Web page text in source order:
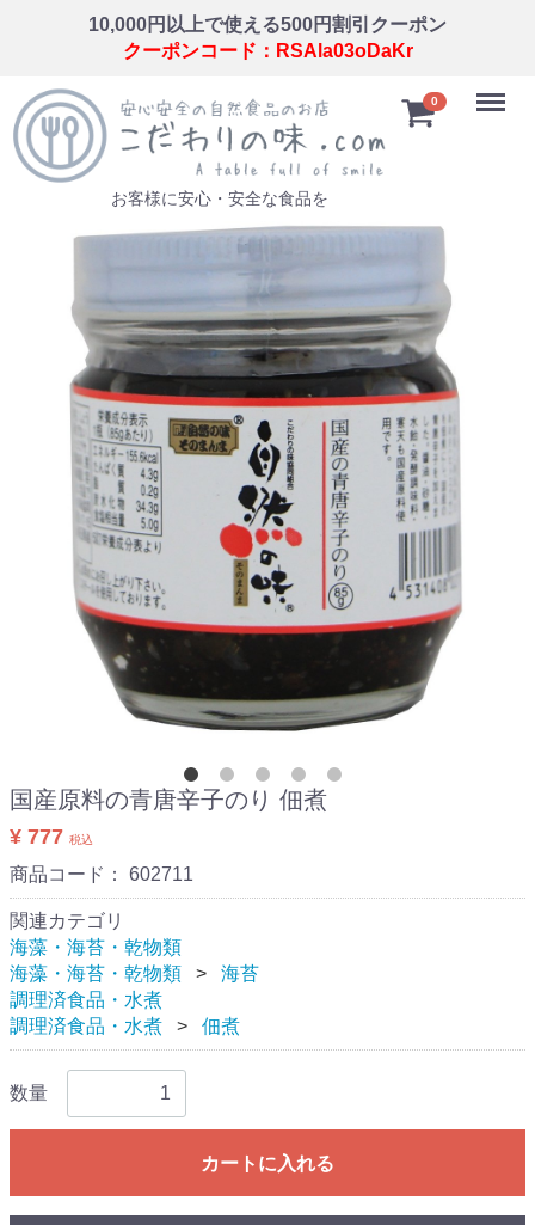
10,000円以上で使える500円割引クーポン
クーポンコード：RSAla03oDaKr
お客様に安心・安全な食品を
0
Menu
国産原料の青唐辛子のり 佃煮
¥ 777 税込
商品コード： 602711
関連カテゴリ
海藻・海苔・乾物類
海藻・海苔・乾物類
海苔
調理済食品・水煮
調理済食品・水煮
佃煮
数量
カートに入れる